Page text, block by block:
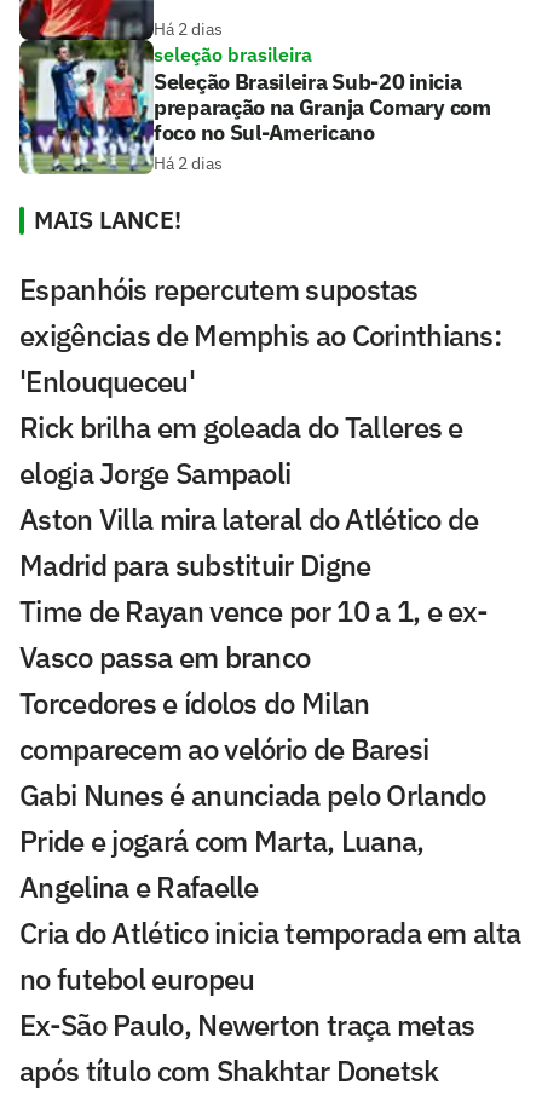
Há 2 dias
seleção brasileira
Seleção Brasileira Sub-20 inicia
preparação na Granja Comary com
foco no Sul-Americano
Há 2 dias
MAIS LANCE!
Espanhóis repercutem supostas
exigências de Memphis ao Corinthians:
'Enlouqueceu'
Rick brilha em goleada do Talleres e
elogia Jorge Sampaoli
Aston Villa mira lateral do Atlético de
Madrid para substituir Digne
Time de Rayan vence por 10 a 1, e ex-
Vasco passa em branco
Torcedores e ídolos do Milan
comparecem ao velório de Baresi
Gabi Nunes é anunciada pelo Orlando
Pride e jogará com Marta, Luana,
Angelina e Rafaelle
Cria do Atlético inicia temporada em alta
no futebol europeu
Ex-São Paulo, Newerton traça metas
após título com Shakhtar Donetsk